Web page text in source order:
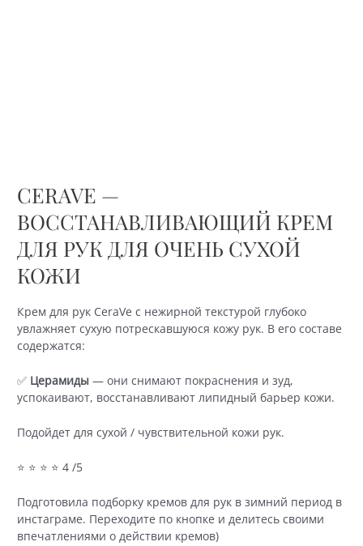
CERAVE —
ВОССТАНАВЛИВАЮЩИЙ КРЕМ
ДЛЯ РУК ДЛЯ ОЧЕНЬ СУХОЙ
КОЖИ
Крем для рук CeraVe с нежирной текстурой глубоко
увлажняет сухую потрескавшуюся кожу рук. В его составе
содержатся:
✅ Церамиды — они снимают покраснения и зуд,
успокаивают, восстанавливают липидный барьер кожи.
Подойдет для сухой / чувствительной кожи рук.
⭐ ⭐ ⭐ ⭐ 4 /5
Подготовила подборку кремов для рук в зимний период в
инстаграме. Переходите по кнопке и делитесь своими
впечатлениями о действии кремов)